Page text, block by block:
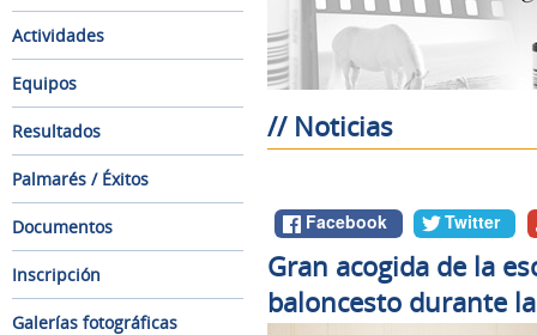
Actividades
Equipos
Resultados
Palmarés / Éxitos
Documentos
Inscripción
Galerías fotográficas
// Noticias
Facebook Twitter
Gran acogida de la
baloncesto durante